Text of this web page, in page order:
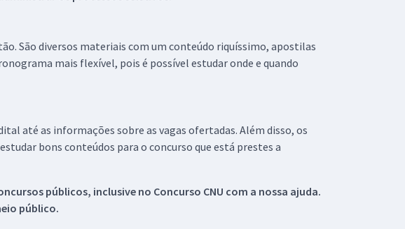
São diversos materiais com um conteúdo riquíssimo, apostilas
mais flexível, pois é possível estudar onde e quando
até as informações sobre as vagas ofertadas. Além disso, os
bons conteúdos para o concurso que está prestes a
públicos, inclusive no Concurso CNU com a nossa ajuda.
público.